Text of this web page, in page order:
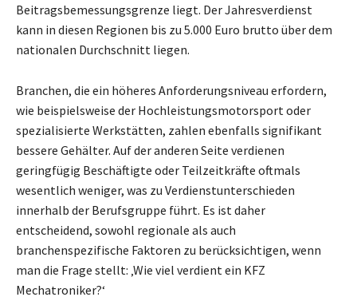
Beitragsbemessungsgrenze liegt. Der Jahresverdienst
kann in diesen Regionen bis zu 5.000 Euro brutto über dem
nationalen Durchschnitt liegen.
Branchen, die ein höheres Anforderungsniveau erfordern,
wie beispielsweise der Hochleistungsmotorsport oder
spezialisierte Werkstätten, zahlen ebenfalls signifikant
bessere Gehälter. Auf der anderen Seite verdienen
geringfügig Beschäftigte oder Teilzeitkräfte oftmals
wesentlich weniger, was zu Verdienstunterschieden
innerhalb der Berufsgruppe führt. Es ist daher
entscheidend, sowohl regionale als auch
branchenspezifische Faktoren zu berücksichtigen, wenn
man die Frage stellt: ‚Wie viel verdient ein KFZ
Mechatroniker?‘